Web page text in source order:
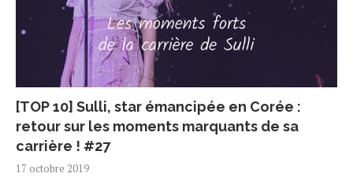
[TOP 10] Sulli, star émancipée en Corée :
retour sur les moments marquants de sa
carrière ! #27
17 octobre 2019